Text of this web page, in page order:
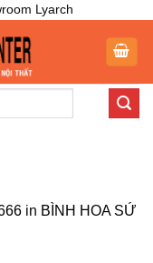
Lyarch
in BÌNH HOA SỨ